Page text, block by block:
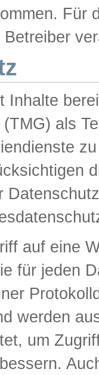
Für
Inhalte
als
auf eine
für jeden
werden
um